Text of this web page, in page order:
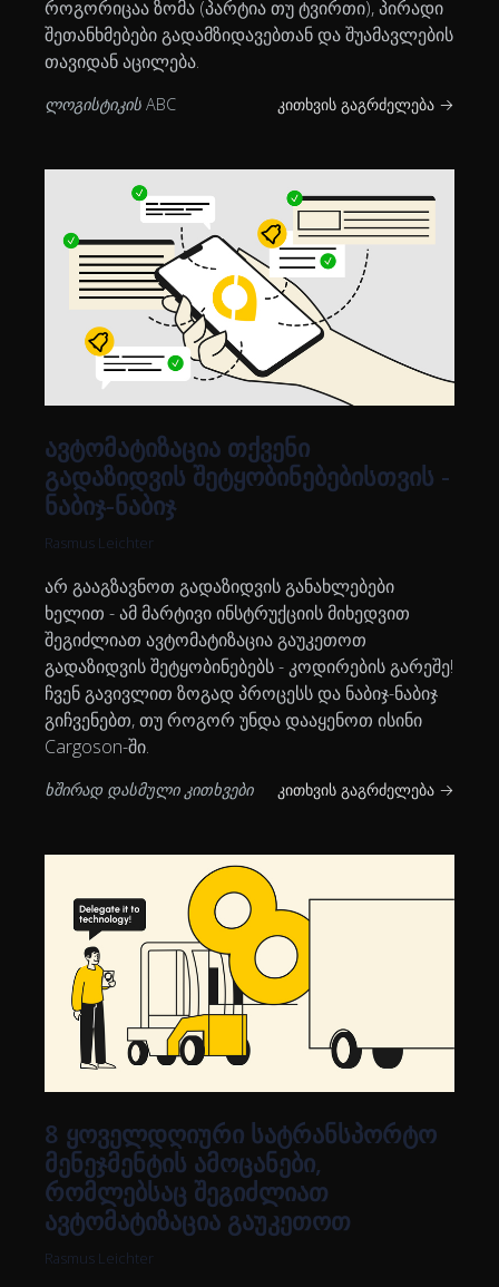
როგორიცაა ზომა (პარტია თუ ტვირთი), პირადი
შეთანხმებები გადამზიდავებთან და შუამავლების
თავიდან აცილება.
ლოგისტიკის ABC კითხვის გაგრძელება →
ავტომატიზაცია თქვენი
გადაზიდვის შეტყობინებებისთვის -
ნაბიჯ-ნაბიჯ
Rasmus Leichter
არ გააგზავნოთ გადაზიდვის განახლებები
ხელით - ამ მარტივი ინსტრუქციის მიხედვით
შეგიძლიათ ავტომატიზაცია გაუკეთოთ
გადაზიდვის შეტყობინებებს - კოდირების გარეშე!
ჩვენ გავივლით ზოგად პროცესს და ნაბიჯ-ნაბიჯ
გიჩვენებთ, თუ როგორ უნდა დააყენოთ ისინი
Cargoson-ში.
ხშირად დასმული კითხვები კითხვის გაგრძელება →
8 ყოველდღიური სატრანსპორტო
მენეჯმენტის ამოცანები,
რომლებსაც შეგიძლიათ
ავტომატიზაცია გაუკეთოთ
Rasmus Leichter